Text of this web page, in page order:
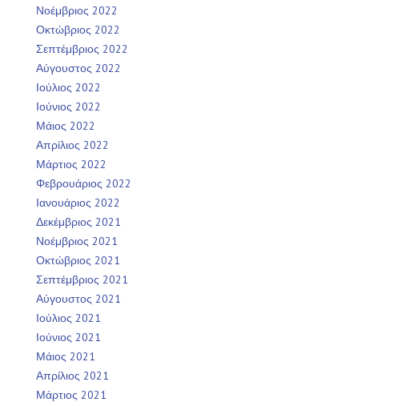
Νοέμβριος 2022
Οκτώβριος 2022
Σεπτέμβριος 2022
Αύγουστος 2022
Ιούλιος 2022
Ιούνιος 2022
Μάιος 2022
Απρίλιος 2022
Μάρτιος 2022
Φεβρουάριος 2022
Ιανουάριος 2022
Δεκέμβριος 2021
Νοέμβριος 2021
Οκτώβριος 2021
Σεπτέμβριος 2021
Αύγουστος 2021
Ιούλιος 2021
Ιούνιος 2021
Μάιος 2021
Απρίλιος 2021
Μάρτιος 2021